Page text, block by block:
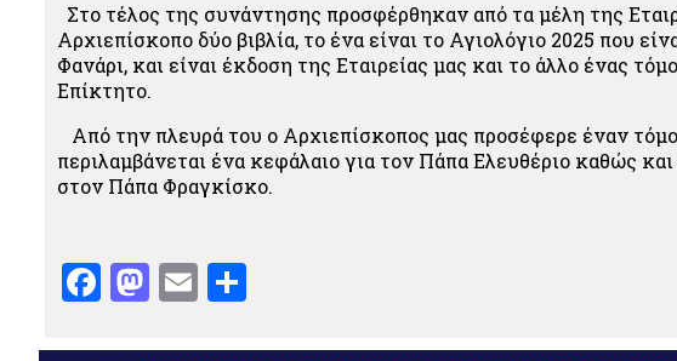
Στο τέλος της συνάντησης προσφέρθηκαν από τα μέλη της
Αρχιεπίσκοπο δύο βιβλία, το ένα είναι το Αγιολόγιο 2025 που
Φανάρι, και είναι έκδοση της Εταιρείας μας και το άλλο ένας
Επίκτητο.
Από την πλευρά του ο Αρχιεπίσκοπος μας προσέφερε έναν
περιλαμβάνεται ένα κεφάλαιο για τον Πάπα Ελευθέριο καθώς
στον Πάπα Φραγκίσκο.
Facebook
Mastodon
Email